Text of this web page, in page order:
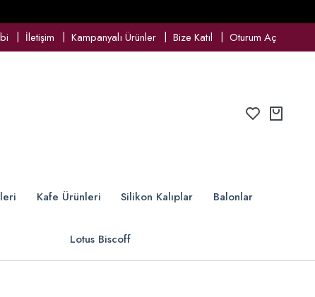
İletişim Kampanyalı Ürünler Bize Katıl Oturum Aç
Kafe Ürünleri Silikon Kalıplar Balonlar
Lotus Biscoff